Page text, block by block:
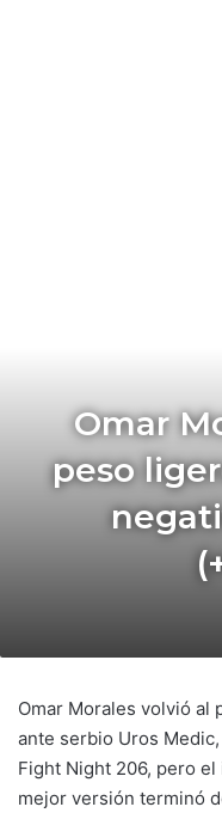
Omar
peso
Omar Morales volvió al
ante serbio Uros
Fight Night 206, pero
mejor versión terminó